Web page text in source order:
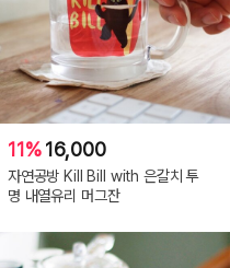
11%16,000
자연공방 Kill Bill with 은갈치 투
명 내열유리 머그잔